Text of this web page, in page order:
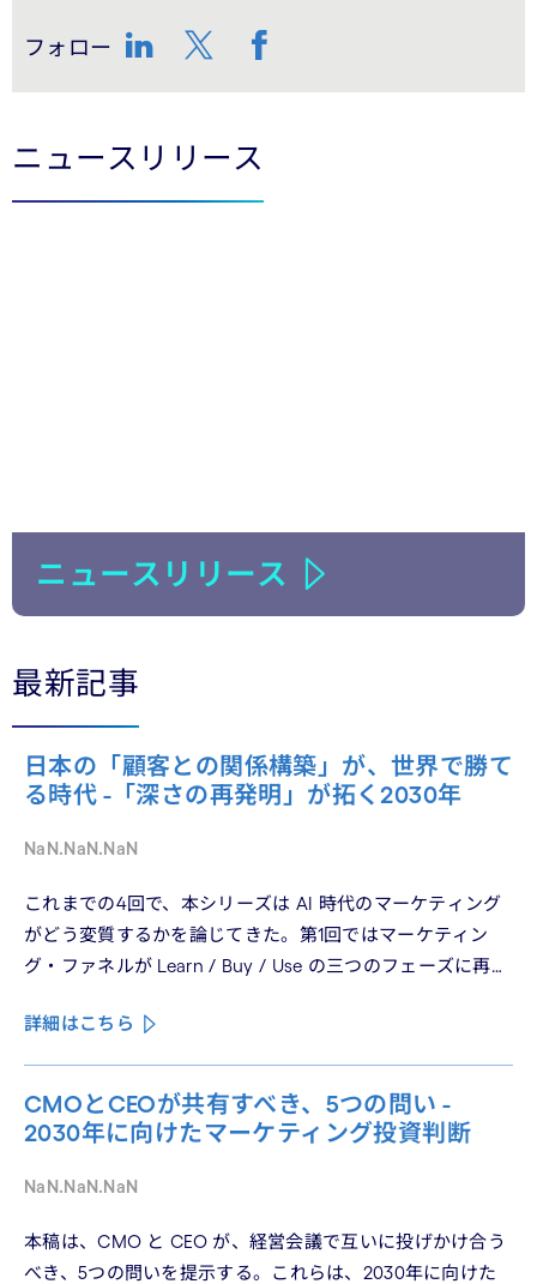
フォロー
ニュースリリース
ニュースリリース
最新記事
日本の「顧客との関係構築」が、世界で勝て
る時代 -「深さの再発明」が拓く2030年
NaN.NaN.NaN
これまでの4回で、本シリーズは AI 時代のマーケティング
がどう変質するかを論じてきた。第1回ではマーケティン
グ・ファネルが Learn / Buy / Use の三つのフェーズに再構
パーソナライゼーションの罠を、第3回では Learn フェーズ
CMO と CEO が共有すべき5つの問いを論じた。シリーズ
の最終回となる本稿は、これらの議論を日本市場の文脈に
「顧客との関係構築」が、世界で勝てる時代が、いま始
詳細はこちら
CMOとCEOが共有すべき、5つの問い -
2030年に向けたマーケティング投資判断
NaN.NaN.NaN
本稿は、CMO と CEO が、経営会議で互いに投げかけ合う
べき、5つの問いを提示する。これらは、2030年に向けた